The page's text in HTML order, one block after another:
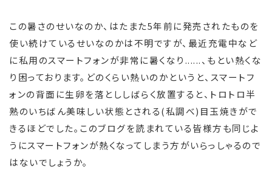
この暑さのせいなのか、はたまた5年前に発売されたものを
使い続けているせいなのかは不明ですが、最近充電中など
に私用のスマートフォンが非常に暑くなり......、もとい熱くな
り困っております。どのくらい熱いのかというと、スマートフ
ォンの背面に生卵を落とししばらく放置すると、トロトロ半
熟のいちばん美味しい状態とされる(私調べ)目玉焼きがで
きるほどでした。このブログを読まれている皆様方も同じよ
うにスマートフォンが熱くなってしまう方がいらっしゃるので
はないでしょうか。